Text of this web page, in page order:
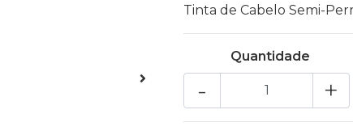
Tinta de Cabelo Semi-
Quantidade
+
-